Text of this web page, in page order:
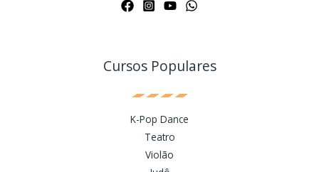
Cursos Populares
K-Pop Dance
Teatro
Violão